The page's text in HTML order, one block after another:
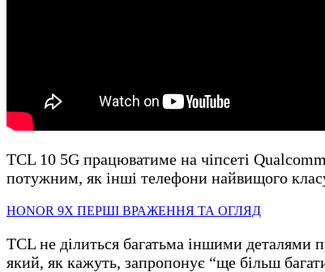
TCL 10 5G працюватиме на чіпсеті
потужним, як інші телефони найвищого
HONOR 9X ПЕРШІ ВРАЖЕННЯ ТА ОГЛЯД
TCL не ділиться багатьма іншими
який, як кажуть, запропонує “ще більш